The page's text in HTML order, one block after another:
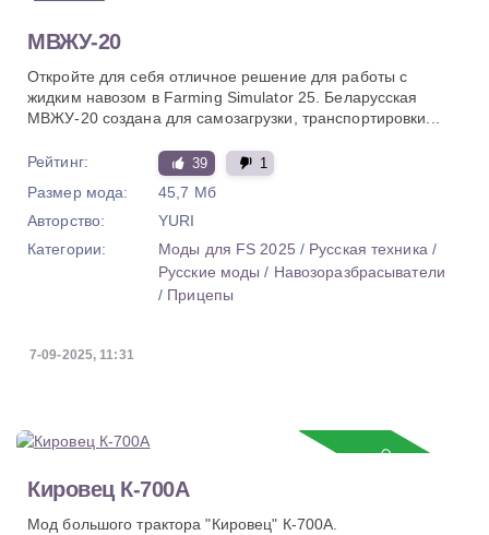
МВЖУ-20
Откройте для себя отличное решение для работы с
жидким навозом в Farming Simulator 25. Беларусская
МВЖУ-20 создана для самозагрузки, транспортировки...
Рейтинг: 39 1
Размер мода:
45,7 Мб
Авторство:
YURI
Категории:
Моды для FS 2025 / Русская техника/
Русские моды / Навозоразбрасыватели
/ Прицепы
7-09-2025, 11:31
Кировец К-700А
Мод большого трактора "Кировец" К-700А.